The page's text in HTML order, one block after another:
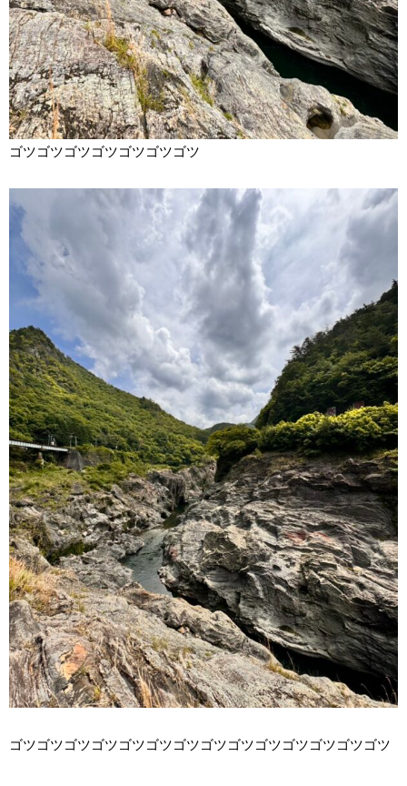
ゴツゴツゴツゴツゴツゴツゴツ
ゴツゴツゴツゴツゴツゴツゴツゴツゴツゴツゴツゴツゴツゴツ